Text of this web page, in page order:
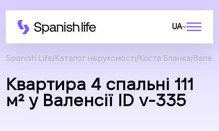
UA
Spanish Life Каталог нерухомості Коста Бланка
Квартира 4 спальні 111
м² у Валенсії ID v-335